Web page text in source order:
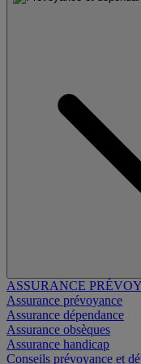
ASSURANCE
Assurance prévoyance
Assurance dépendance
Assurance obsèques
Assurance handicap
Conseils prévoyance et